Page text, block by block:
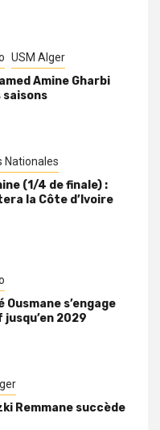
USM Alger
Amine Gharbi
Nationales
(1/4 de finale) :
la Côte d’Ivoire
Ousmane s’engage
jusqu’en 2029
Remmane succède